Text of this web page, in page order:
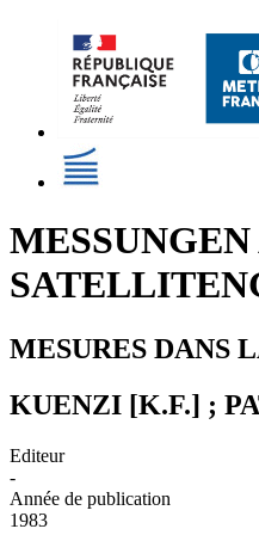
MESURES DANS
KUENZI [K.F.] ;
Editeur
-
Année de publication
1983